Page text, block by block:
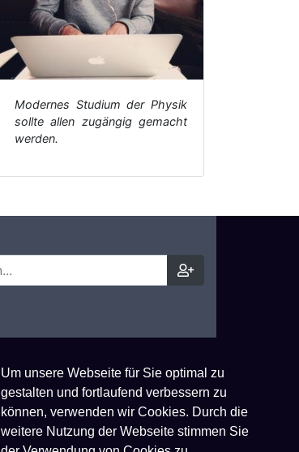
Um unsere Webseite für Sie optimal zu
gestalten und fortlaufend verbessern zu
können, verwenden wir Cookies. Durch die
weitere Nutzung der Webseite stimmen Sie
Modernes Studium der Physik
sollte allen zugängig gemacht
werden.